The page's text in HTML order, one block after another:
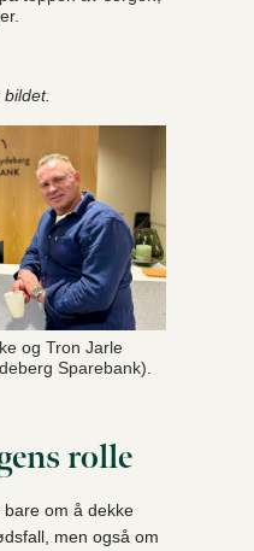
og Tron Jarle
Sparebank).
rolle
bare om å dekke
men også om